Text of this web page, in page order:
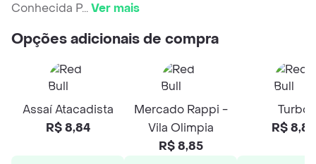
Conhecida P...Ver mais
Opções adicionais de compra
Assaí Atacadista
R$ 8,84
Mercado Rappi -
Vila Olimpia
R$ 8,85
Turbo
R$ 8,85